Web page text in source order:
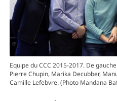
Equipe du CCC 2015-2017. De
Pierre Chupin, Marika Decubber,
Camille Lefebvre. (Photo Mandana